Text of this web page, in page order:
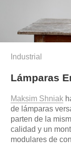
Industrial
Lámparas
Maksim Shniak
de lámparas
parten de la
calidad y un
modulares de